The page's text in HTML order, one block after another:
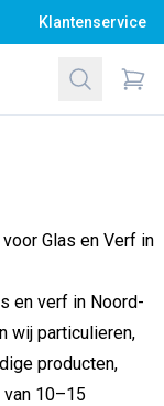
Klantenservice
Zoeken
Glas en Verf in
en verf in Noord-
wij particulieren,
producten,
10–15